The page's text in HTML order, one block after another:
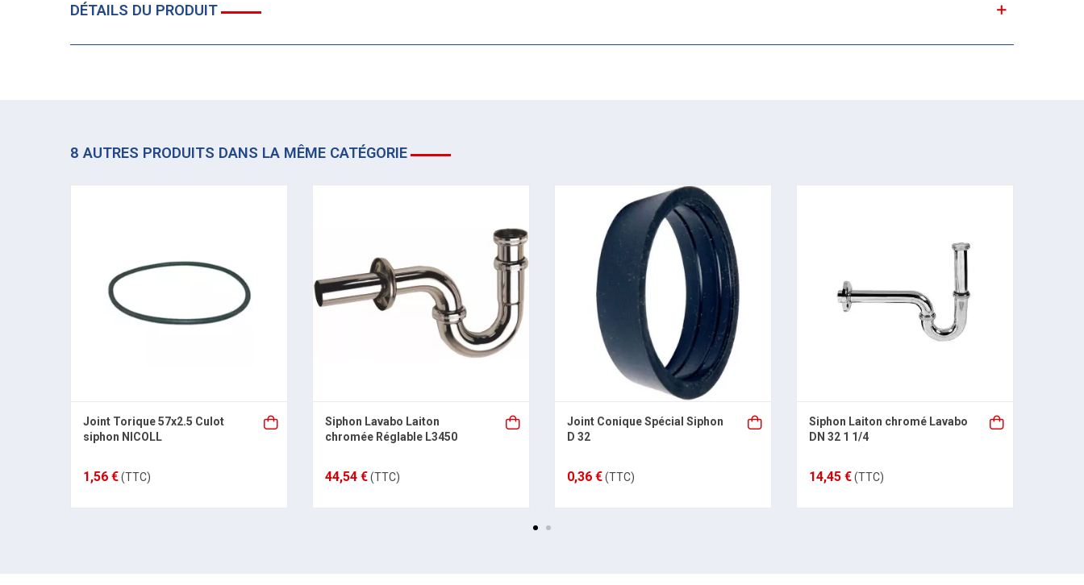
DÉTAILS DU PRODUIT
8 AUTRES PRODUITS DANS LA MÊME CATÉGORIE
Joint Torique 57x2.5 Culot
siphon NICOLL
1,56 €(TTC)
Siphon Lavabo Laiton
chromée Réglable L3450
44,54 €(TTC)
Joint Conique Spécial Siphon
D 32
0,36 €(TTC)
Siphon Laiton chromé Lavabo
DN 32 1 1/4
14,45 €(TTC)